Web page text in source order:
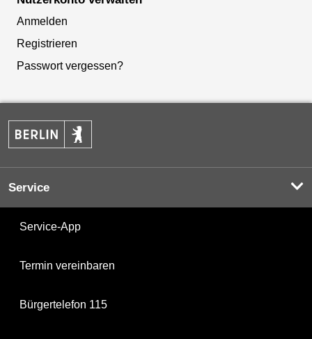
Anmelden
Registrieren
Passwort vergessen?
Service
Service-App
Termin vereinbaren
Bürgertelefon 115